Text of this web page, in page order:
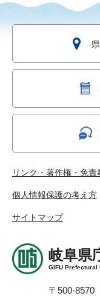
リンク・著作権・免責
個人情報保護の考え方
サイトマップ
岐阜県
GIFU Prefectural
〒500-8570